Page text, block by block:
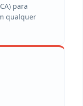
para
qualquer